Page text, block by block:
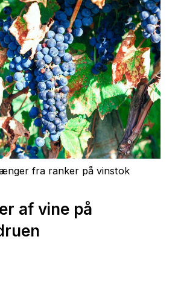
fra ranker på vinstok
af vine på